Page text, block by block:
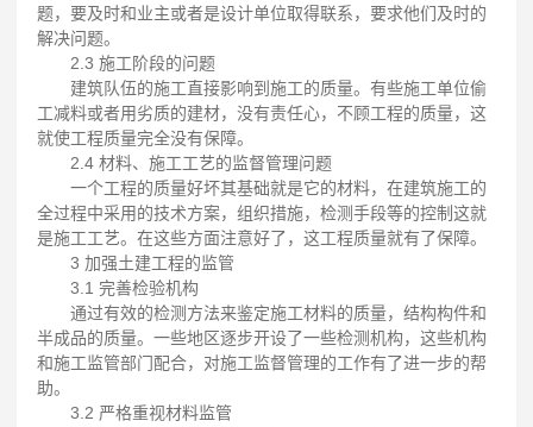
题，要及时和业主或者是设计单位取得联系，要求他们及时的
解决问题。
2.3 施工阶段的问题
建筑队伍的施工直接影响到施工的质量。有些施工单位偷
工减料或者用劣质的建材，没有责任心，不顾工程的质量，这
就使工程质量完全没有保障。
2.4 材料、施工工艺的监督管理问题
一个工程的质量好坏其基础就是它的材料，在建筑施工的
全过程中采用的技术方案，组织措施，检测手段等的控制这就
是施工工艺。在这些方面注意好了，这工程质量就有了保障。
3 加强土建工程的监管
3.1 完善检验机构
通过有效的检测方法来鉴定施工材料的质量，结构构件和
半成品的质量。一些地区逐步开设了一些检测机构，这些机构
和施工监管部门配合，对施工监督管理的工作有了进一步的帮
助。
3.2 严格重视材料监管